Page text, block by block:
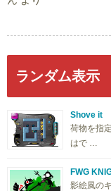
ランダム表示
Shove it
荷物を指
はで …
FWG
影絵風の